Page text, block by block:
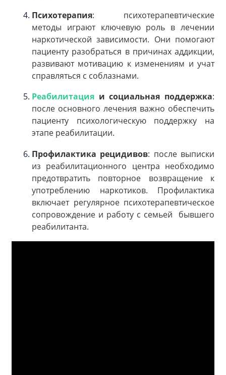
Психотерапия: психотерапевтические
методы играют ключевую роль в лечении
наркотической зависимости. Они помогают
пациенту разобраться в причинах аддикции,
развивают мотивацию к изменениям и учат
справляться с соблазнами.
Реабилитация и социальная поддержка:
после основного лечения важно обеспечить
пациенту психологическую поддержку на
этапе реабилитации.
Профилактика рецидивов: после выписки
из реабилитационного центра необходимо
предотвратить повторное возвращение к
употреблению наркотиков. Профилактика
включает регулярное психотерапевтическое
сопровождение и работу с семьей бывшего
реабилитанта.